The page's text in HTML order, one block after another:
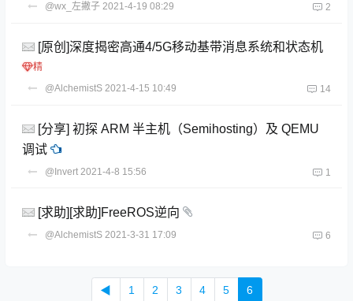
@wx_左撇子 2021-4-19 08:29 2
[原创]深度揭密高通4/5G移动基带消息系统和状态机
@AlchemistS 2021-4-15 10:49 14
[分享] 初探 ARM 半主机（Semihosting）及 QEMU
调试
@Invert 2021-4-8 15:56 1
[求助][求助]FreeROS逆向
@AlchemistS 2021-3-31 17:09 6
◀ 1 2 3 4 5 6